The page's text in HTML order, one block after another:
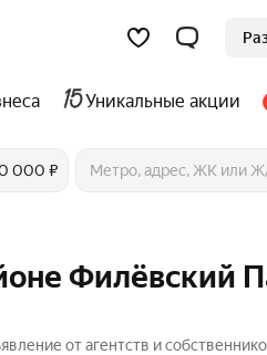
Уникальные акции
000 ₽
Филёвский
от агентств и